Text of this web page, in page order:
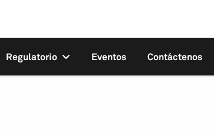
Regulatorio Eventos Contáctenos